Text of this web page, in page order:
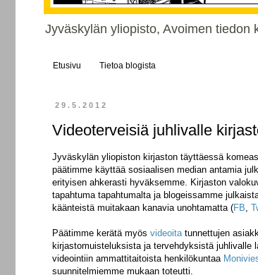
Jyväskylän yliopisto, Avoimen tiedon
Etusivu Tietoa blogista
29.5.2012
Videoterveisiä juhlivalle
Jyväskylän yliopiston kirjaston täyttäessä
päätimme käyttää sosiaalisen median antamia
erityisen ahkerasti hyväksemme. Kirjaston
tapahtuma tapahtumalta ja blogeissamme
käänteistä muitakaan kanavia unohtamatta (FB,
Päätimme kerätä myös videoita tunnettujen
kirjastomuisteluksista ja tervehdyksistä juhlivalle
videointiin ammattitaitoista henkilökuntaa
suunnitelmiemme mukaan toteutti.